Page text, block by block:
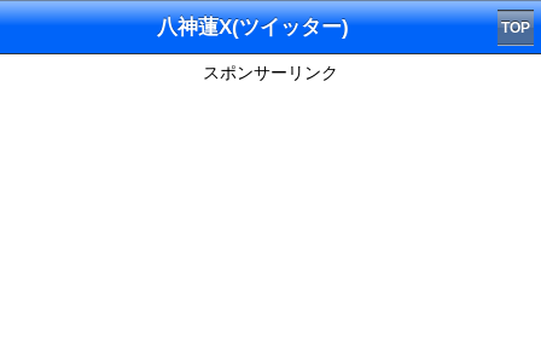
八神蓮X(ツイッター) TOP
スポンサーリンク